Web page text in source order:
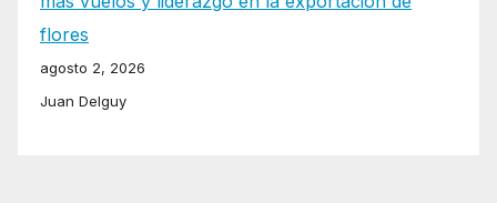
flores
agosto 2, 2026
Juan Delguy